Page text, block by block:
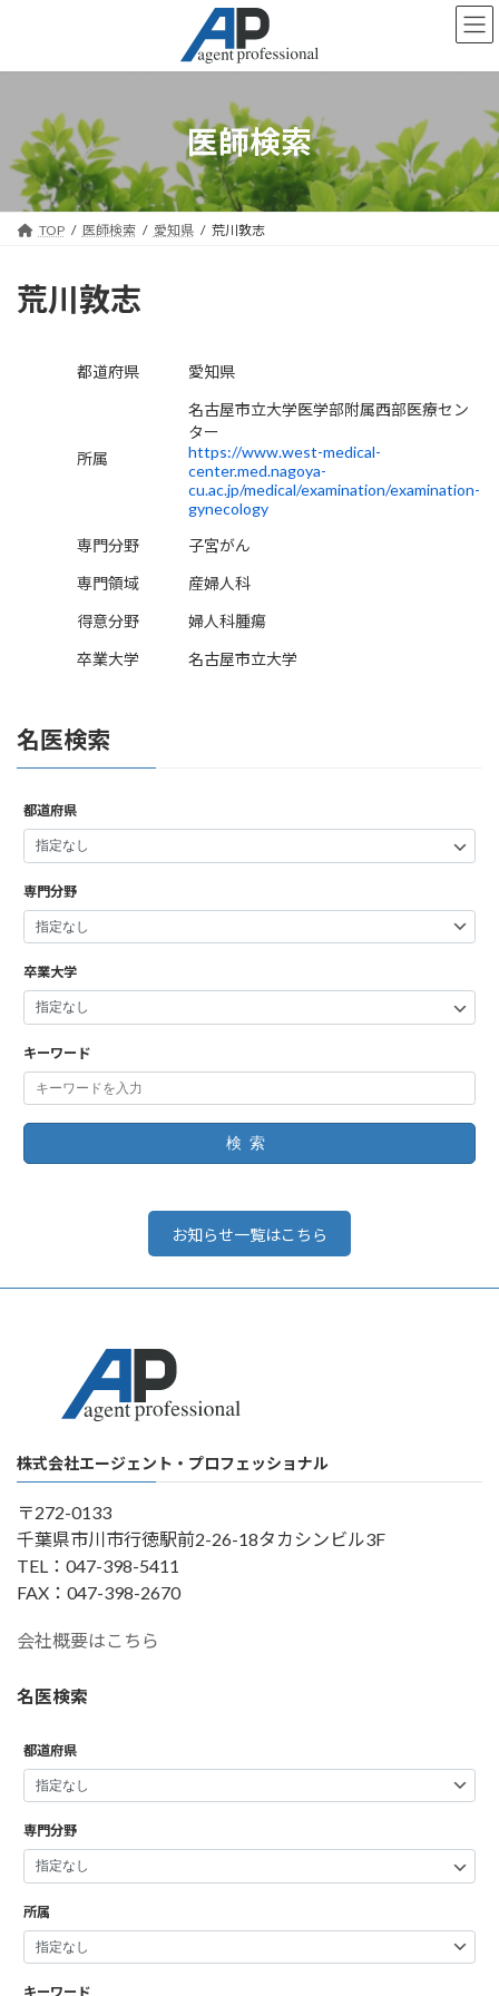
ン
キ
プ
ー
に
動
医師検索
TOP 医師検索 愛知県 荒川敦志
荒川敦志
都道府県 愛知県
所属
名古屋市立大学医学部附属西部医療セン
ター
https://www.west-medical-
center.med.nagoya-
cu.ac.jp/medical/examination/examination-
gynecology
専門分野
子宮がん
専門領域
産婦人科
得意分野
婦人科腫瘍
卒業大学
名古屋市立大学
名医検索
都道府県
専門分野
卒業大学
キーワード
検索
お知らせ一覧はこちら
株式会社エージェント・プロフェッショナル
〒272-0133
千葉県市川市行徳駅前2-26-18タカシンビル3F
TEL：047-398-5411
FAX：047-398-2670
会社概要はこちら
名医検索
都道府県
専門分野
所属
キーワード